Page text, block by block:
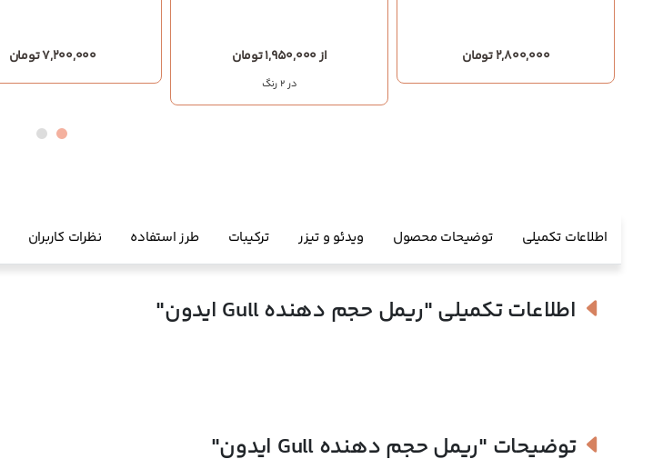
2,800,000 تومان از 1,950,000 تومان
در 2 رنگ
7,200,000 تومان
اطلاعات تکمیلی توضیحات محصول ویدئو و تیزر ترکیبات طرز استفاده نظرات کاربران
اطلاعات تکمیلی"ریمل حجم دهنده Gull ایدون"
توضیحات "ریمل حجم دهنده Gull ایدون"